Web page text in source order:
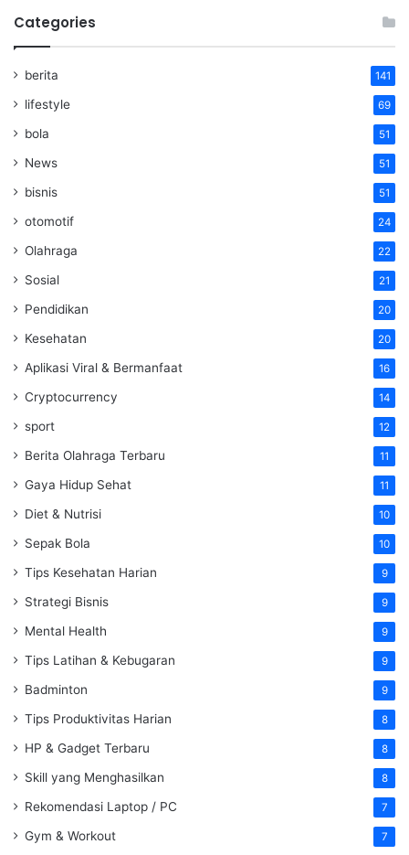
Categories
berita 141
lifestyle 69
bola 51
News 51
bisnis 51
otomotif 24
Olahraga 22
Sosial 21
Pendidikan 20
Kesehatan 20
Aplikasi Viral & Bermanfaat 16
Cryptocurrency 14
sport 12
Berita Olahraga Terbaru 11
Gaya Hidup Sehat 11
Diet & Nutrisi 10
Sepak Bola 10
Tips Kesehatan Harian 9
Strategi Bisnis 9
Mental Health 9
Tips Latihan & Kebugaran 9
Badminton 9
Tips Produktivitas Harian 8
HP & Gadget Terbaru 8
Skill yang Menghasilkan 8
Rekomendasi Laptop / PC 7
Gym & Workout 7